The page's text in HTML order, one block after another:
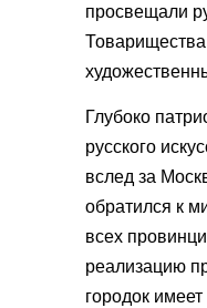
просвещали
Глубоко
русского
вслед за
обратился к
всех
реализацию
городок